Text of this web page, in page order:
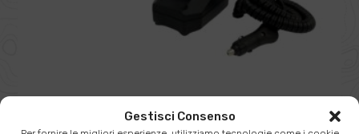
Gestisci Consenso
262,30€